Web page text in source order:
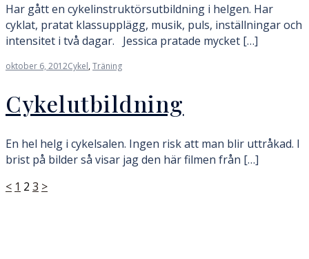
Har gått en cykelinstruktörsutbildning i helgen. Har
cyklat, pratat klassupplägg, musik, puls, inställningar och
intensitet i två dagar. Jessica pratade mycket […]
oktober 6, 2012Cykel,Träning
Cykelutbildning
En hel helg i cykelsalen. Ingen risk att man blir uttråkad. I
brist på bilder så visar jag den här filmen från […]
Sidnumrering
< 1 2 3 >